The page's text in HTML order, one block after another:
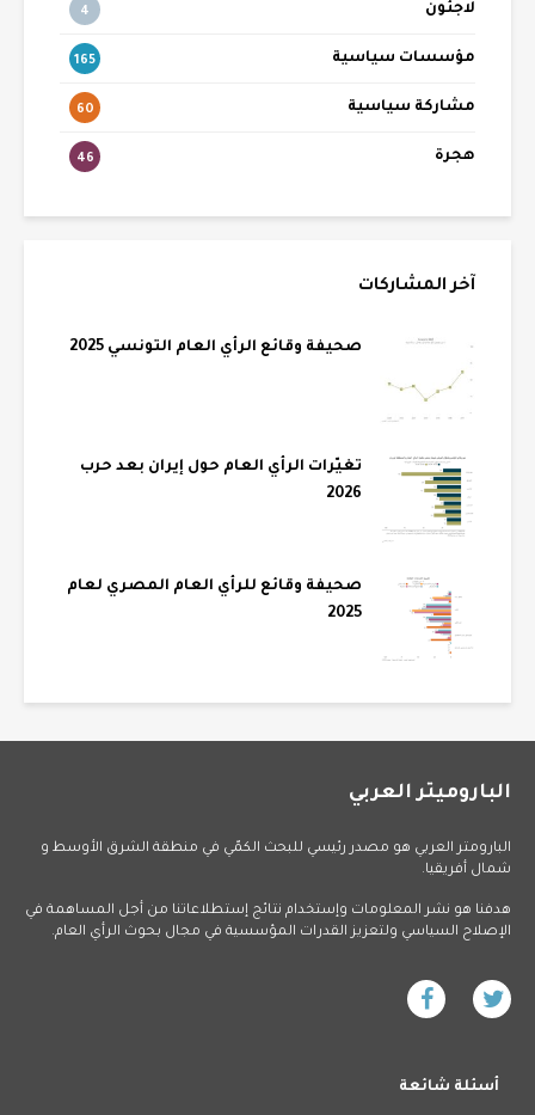
لاجئون 4
مؤسسات سياسية 165
مشاركة سياسية 60
هجرة 46
آخر المشاركات
صحيفة وقائع الرأي العام التونسي 2025
تغيّرات الرأي العام حول إيران بعد حرب
2026
صحيفة وقائع للرأي العام المصري لعام
2025
الباروميتر العربي
البارومتر العربي هو مصدر رئيسي للبحث الكمّي في منطقة الشرق الأوسط و
شمال أفريقيا.
هدفنا هو نشر المعلومات وإستخدام نتائج إستطلاعاتنا من أجل المساهمة في
الإصلاح السياسي ولتعزيز القدرات المؤسسية في مجال بحوث الرأي العام.
أسئلة شائعة